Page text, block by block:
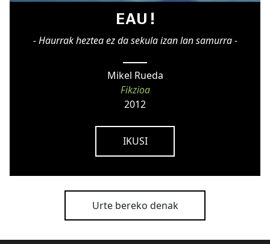
EAU !
- Haurrak heztea ez da sekula izan lan samurra -
Mikel Rueda
Fikzioa
2012
IKUSI
Urte bereko denak